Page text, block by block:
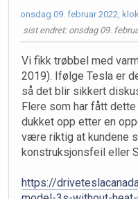
onsdag 09. februar 2022,
sist endret: onsdag 09.
Vi fikk trøbbel med
2019). Ifølge Tesla er
så det blir sikkert
Flere som har fått
dukket opp etter en
være riktig at kundene
konstruksjonsfeil eller
https://